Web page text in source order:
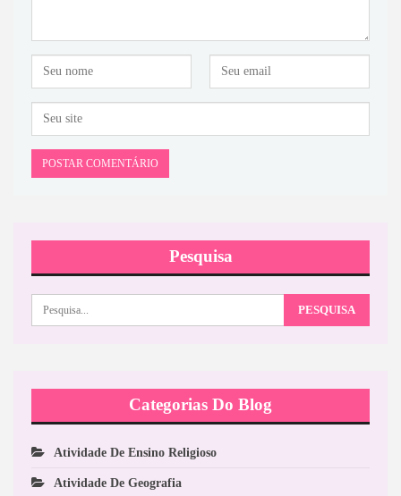
Pesquisa
Categorias Do Blog
Atividade De Ensino Religioso
Atividade De Geografia